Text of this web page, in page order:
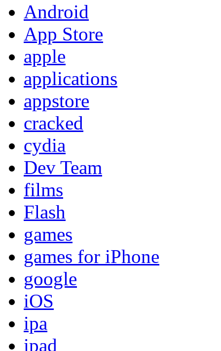
Android
App Store
apple
applications
appstore
cracked
cydia
Dev Team
films
Flash
games
games for iPhone
google
iOS
ipa
ipad